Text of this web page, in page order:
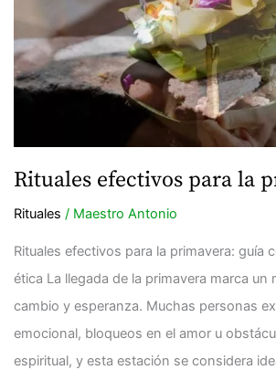
Rituales efectivos para la
Rituales / Maestro Antonio
Rituales efectivos para la primavera: guía
ética La llegada de la primavera marca un
cambio y esperanza. Muchas personas
emocional, bloqueos en el amor u
espiritual, y esta estación se considera
primavera